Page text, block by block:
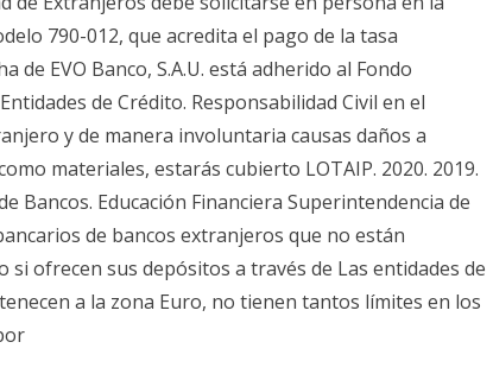
790-012, que acredita el pago de la tasa
de EVO Banco, S.A.U. está adherido al Fondo
de Crédito. Responsabilidad Civil en el
y de manera involuntaria causas daños a
materiales, estarás cubierto LOTAIP. 2020. 2019.
Bancos. Educación Financiera Superintendencia de
de bancos extranjeros que no están
ofrecen sus depósitos a través de Las entidades de
a la zona Euro, no tienen tantos límites en los